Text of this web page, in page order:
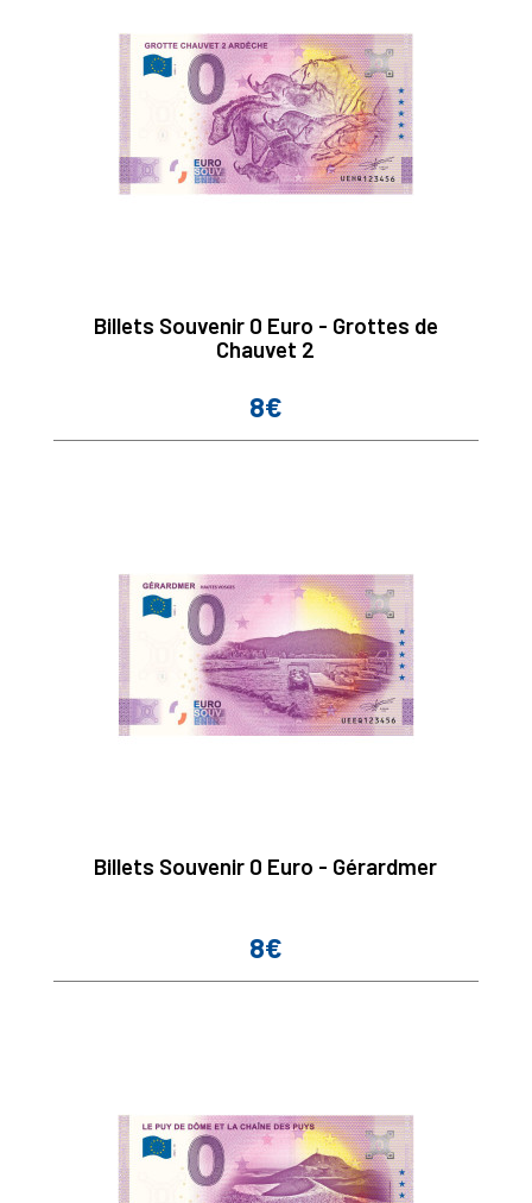
Billets Souvenir 0 Euro - Grottes de
Chauvet 2
Prix
8€
Billets Souvenir 0 Euro - Gérardmer
Prix
8€